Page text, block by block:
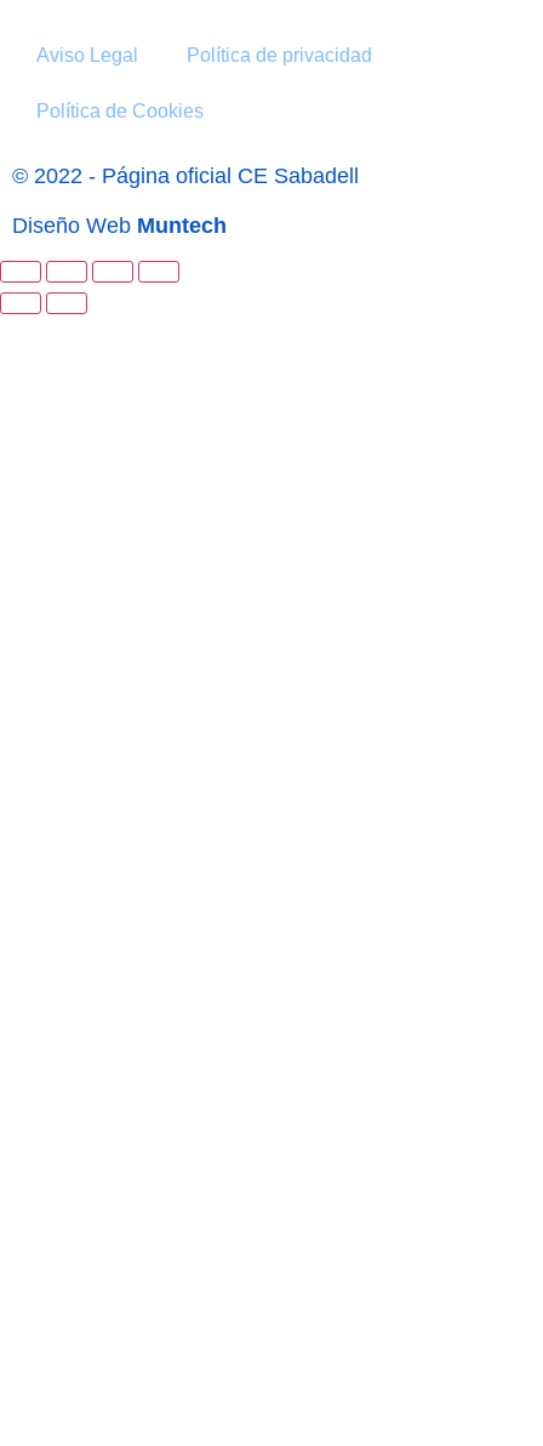
Aviso Legal Política de privacidad
Política de Cookies
© 2022 - Página oficial CE Sabadell
Diseño Web Muntech